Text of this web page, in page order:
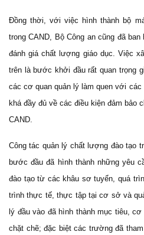
Đồng thời, với việc hình thành bộ
trong CAND, Bộ Công an cũng đã
đánh giá chất lượng giáo dục. Việc
trên là bước khởi đầu rất quan trọng
các cơ quan quản lý làm quen với
khá đầy đủ về các điều kiện đảm bảo
CAND.
Công tác quản lý chất lượng đào tạo
bước đầu đã hình thành những yêu
đào tạo từ các khâu sơ tuyển, quá
trình thực tế, thực tập tại cơ sở và
lý đầu vào đã hình thành mục tiêu,
chặt chẽ; đặc biệt các trường đã